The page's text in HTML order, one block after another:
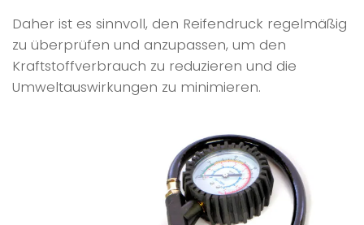
Daher ist es sinnvoll, den Reifendruck regelmäßig
zu überprüfen und anzupassen, um den
Kraftstoffverbrauch zu reduzieren und die
Umweltauswirkungen zu minimieren.